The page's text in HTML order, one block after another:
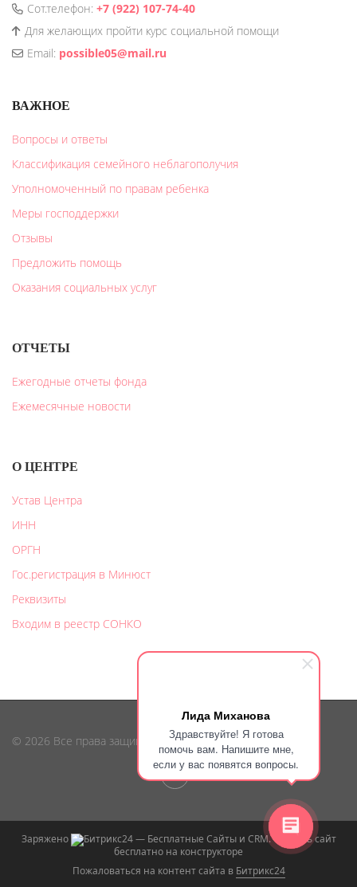
Лида Миханова
Здравствуйте! Я готова
помочь вам. Напишите мне,
если у вас появятся вопросы.
Сот.телефон: +7 (922) 107-74-40
Для желающих пройти курс социальной помощи
Email: possible05@mail.ru
ВАЖНОЕ
Вопросы и ответы
Классификация семейного неблагополучия
Уполномоченный по правам ребенка
Меры господдержки
Отзывы
Предложить помощь
Оказания социальных услуг
ОТЧЕТЫ
Ежегодные отчеты фонда
Ежемесячные новости
О ЦЕНТРЕ
Устав Центра
ИНН
ОРГН
Гос.регистрация в Минюст
Реквизиты
Входим в реестр СОНКО
© 2026 Все права защищены
Заряжено — Бесплатные Сайты и CRM.Сделать сайт
бесплатно на конструкторе
Пожаловаться на контент cайта в Битрикс24